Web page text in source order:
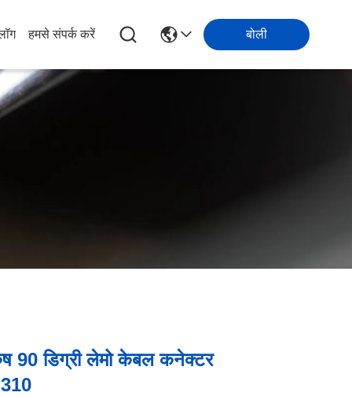
हमसे संपर्क करें बोली
90 डिग्री लेमो केबल कनेक्टर